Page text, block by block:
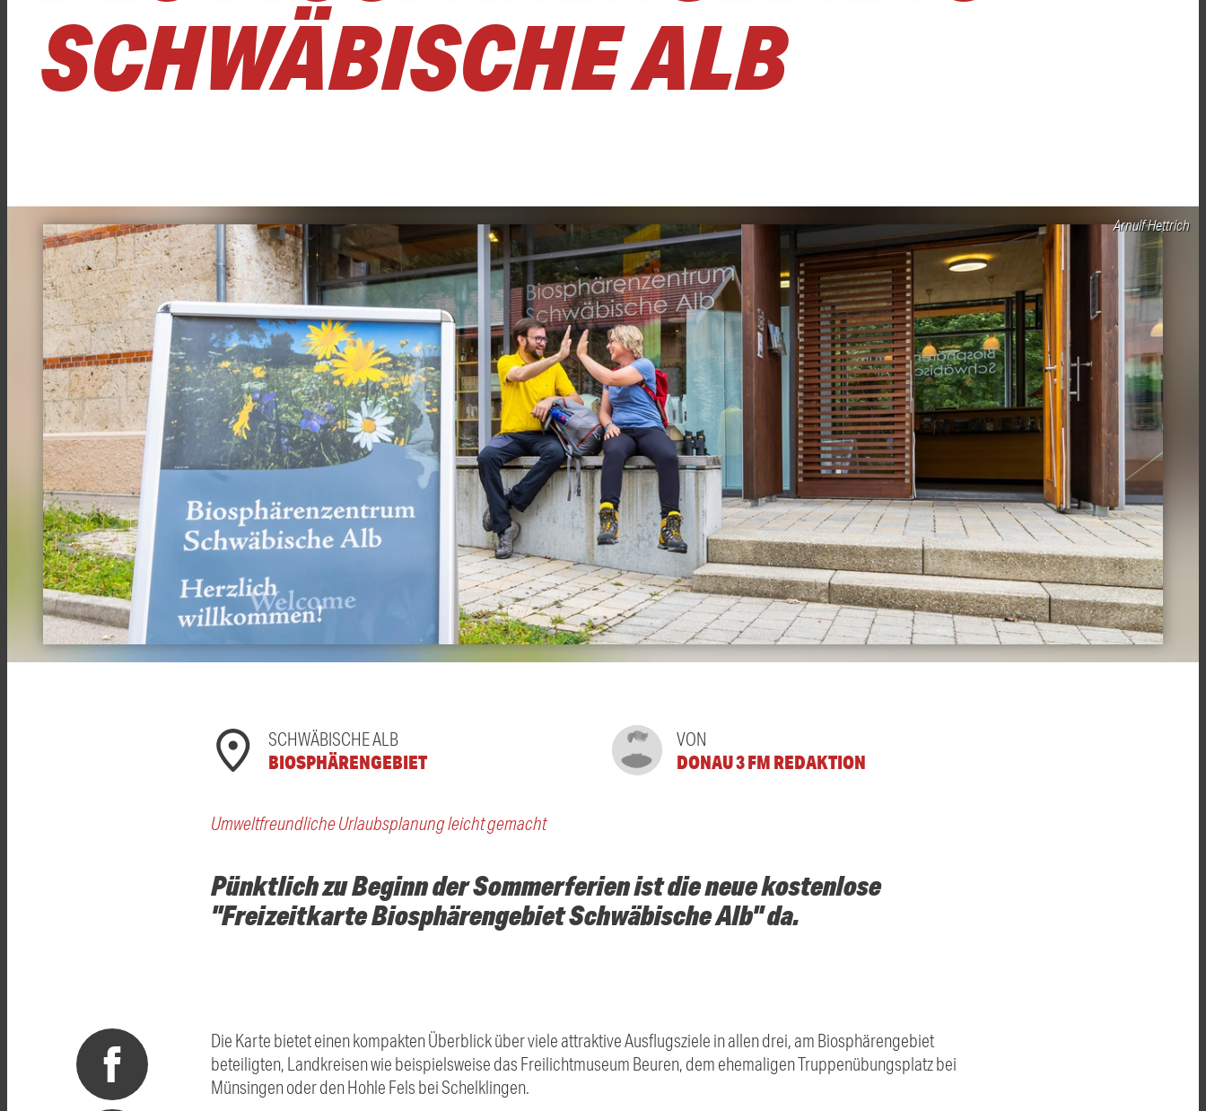
SCHWÄBISCHE ALB
Arnulf Hettrich
SCHWÄBISCHE ALB
BIOSPHÄRENGEBIET
VON
DONAU 3 FM REDAKTION
Umweltfreundliche Urlaubsplanung leicht gemacht
Pünktlich zu Beginn der Sommerferien ist die neue kostenlose
"Freizeitkarte Biosphärengebiet Schwäbische Alb" da.
Die Karte bietet einen kompakten Überblick über viele attraktive Ausflugsziele in allen drei, am Biosphärengebiet
beteiligten, Landkreisen wie beispielsweise das Freilichtmuseum Beuren, dem ehemaligen Truppenübungsplatz bei
Münsingen oder den Hohle Fels bei Schelklingen.